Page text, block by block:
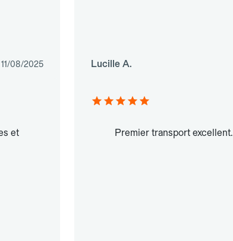
11/08/2025 Lucille A.
et
Premier transport excellent.